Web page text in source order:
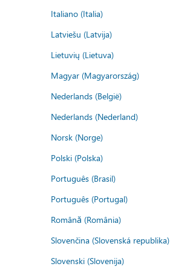
Italiano (Italia)
Latviešu (Latvija)
Lietuvių (Lietuva)
Magyar (Magyarország)
Nederlands (België)
Nederlands (Nederland)
Norsk (Norge)
Polski (Polska)
Português (Brasil)
Português (Portugal)
Română (România)
Slovenčina (Slovenská republika)
Slovenski (Slovenija)